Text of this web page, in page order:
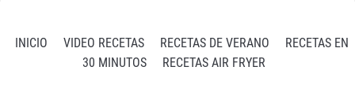
INICIO VIDEO RECETAS RECETAS DE VERANO
RECETAS EN
30 MINUTOS
RECETAS AIR FRYER